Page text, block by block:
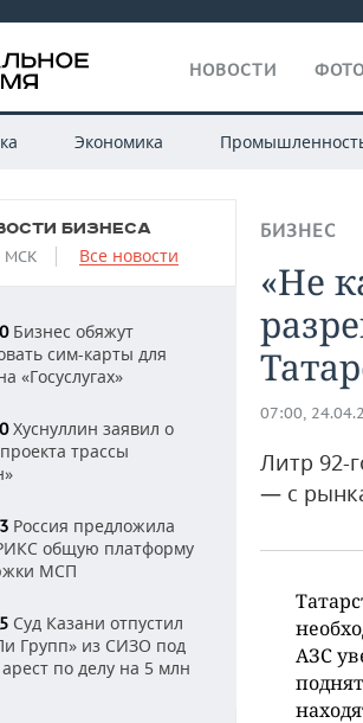
НОВОСТИ
Экономика
БИЗНЕСА
МСК Все новости
Бизнес обяжут
сим-карты для
«Госуслугах»
Хуснуллин заявил о
трассы
Россия предложила
общую платформу
МСП
Суд Казани отпустил
Групп» из СИЗО под
по делу на 5 млн
БИЗНЕС
«Не
07:00,
Литр 92-
— с
АЗС